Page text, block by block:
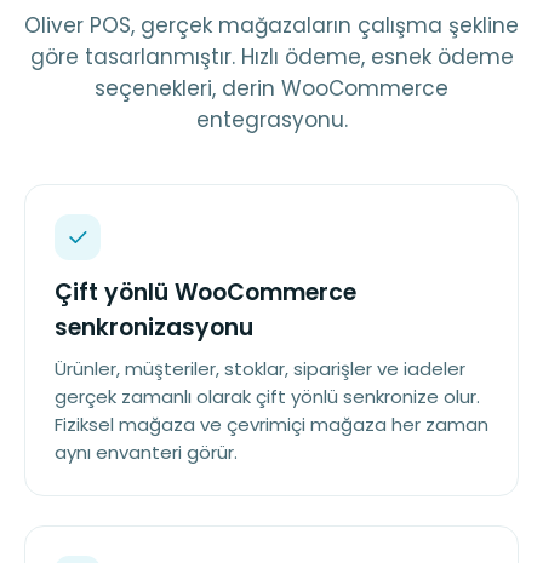
Oliver POS, gerçek mağazaların çalışma şekline
göre tasarlanmıştır. Hızlı ödeme, esnek ödeme
seçenekleri, derin WooCommerce
entegrasyonu.
Çift yönlü WooCommerce
senkronizasyonu
Ürünler, müşteriler, stoklar, siparişler ve iadeler
gerçek zamanlı olarak çift yönlü senkronize olur.
Fiziksel mağaza ve çevrimiçi mağaza her zaman
aynı envanteri görür.